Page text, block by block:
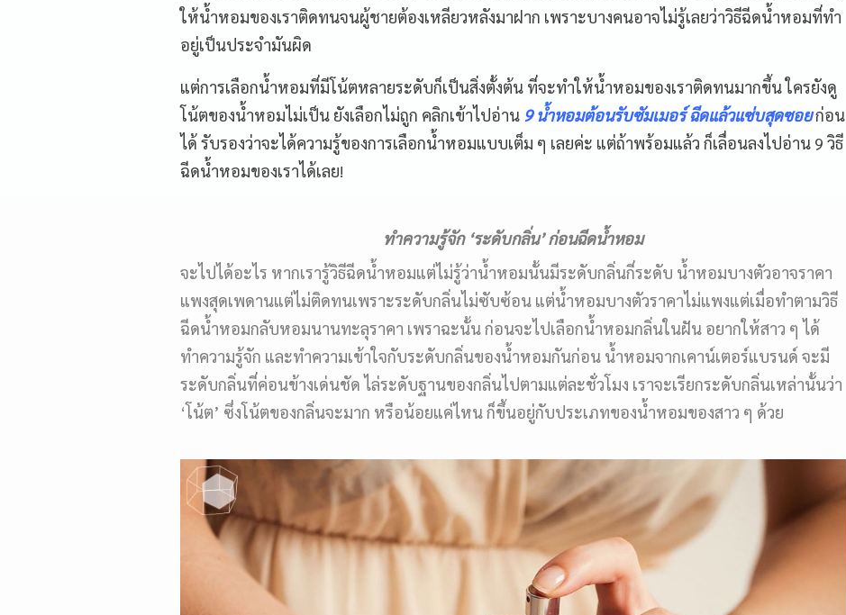
ให้น้ำหอมของเราติดทนจนผู้ชายต้องเหลียวหลังมาฝาก เพราะบางคนอาจไม่รู้เลยว่าวิธีฉีดน้ำหอมที่ทำ
อยู่เป็นประจำมันผิด
แต่การเลือกน้ำหอมที่มีโน้ตหลายระดับก็เป็นสิ่งตั้งต้น ที่จะทำให้น้ำหอมของเราติดทนมากขึ้น ใครยังดู
โน้ตของน้ำหอมไม่เป็น ยังเลือกไม่ถูก คลิกเข้าไปอ่าน 9 น้ำหอมต้อนรับซัมเมอร์ ฉีดแล้วแซ่บสุดซอยก่อน
ได้ รับรองว่าจะได้ความรู้ของการเลือกน้ำหอมแบบเต็ม ๆ เลยค่ะ แต่ถ้าพร้อมแล้ว ก็เลื่อนลงไปอ่าน 9 วิธี
ฉีดน้ำหอมของเราได้เลย!
ทำความรู้จัก ‘ระดับกลิ่น’ ก่อนฉีดน้ำหอม
จะไปได้อะไร หากเรารู้วิธีฉีดน้ำหอมแต่ไม่รู้ว่าน้ำหอมนั้นมีระดับกลิ่นกี่ระดับ น้ำหอมบางตัวอาจราคา
แพงสุดเพดานแต่ไม่ติดทนเพราะระดับกลิ่นไม่ซับซ้อน แต่น้ำหอมบางตัวราคาไม่แพงแต่เมื่อทำตามวิธี
ฉีดน้ำหอมกลับหอมนานทะลุราคา เพราฉะนั้น ก่อนจะไปเลือกน้ำหอมกลิ่นในฝัน อยากให้สาว ๆ ได้
ทำความรู้จัก และทำความเข้าใจกับระดับกลิ่นของน้ำหอมกันก่อน น้ำหอมจากเคาน์เตอร์แบรนด์ จะมี
ระดับกลิ่นที่ค่อนข้างเด่นชัด ไล่ระดับฐานของกลิ่นไปตามแต่ละชั่วโมง เราจะเรียกระดับกลิ่นเหล่านั้นว่า
‘โน้ต’ ซึ่งโน้ตของกลิ่นจะมาก หรือน้อยแค่ไหน ก็ขึ้นอยู่กับประเภทของน้ำหอมของสาว ๆ ด้วย